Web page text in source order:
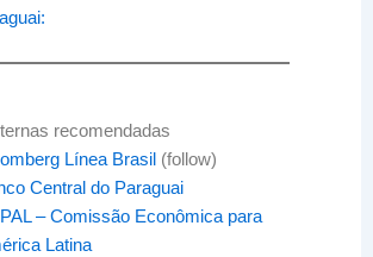
recomendadas
Línea Brasil (follow)
Central do Paraguai
– Comissão Econômica para
Latina